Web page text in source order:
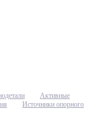
Активные
Источники опорного